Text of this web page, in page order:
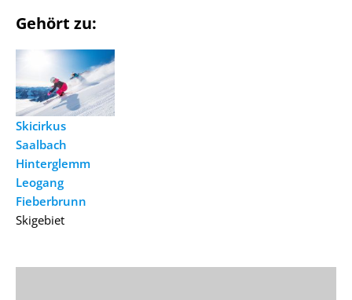
Gehört zu:
Skicirkus
Saalbach
Hinterglemm
Leogang
Fieberbrunn
Skigebiet